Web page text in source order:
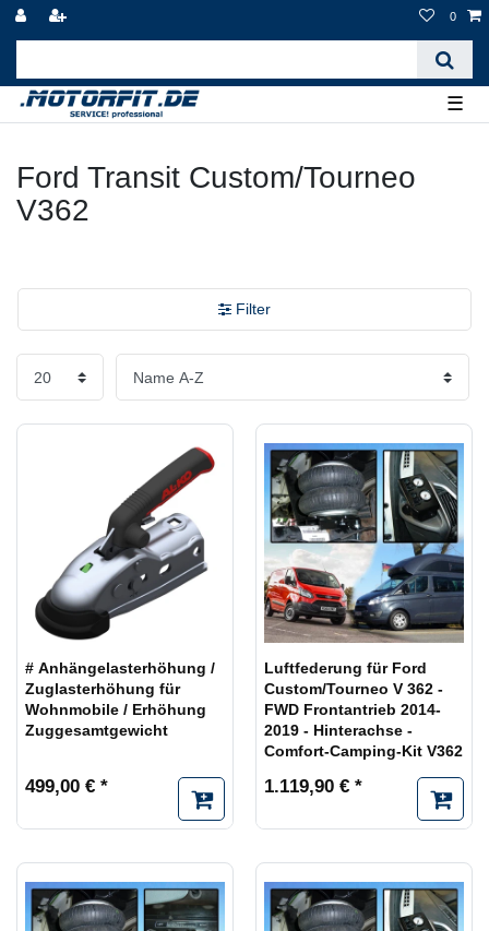
0
☰
Ford Transit Custom/Tourneo
V362
Filter
# Anhängelasterhöhung /
Zuglasterhöhung für
Wohnmobile / Erhöhung
Zuggesamtgewicht
499,00 € *
Luftfederung für Ford
Custom/Tourneo V 362 -
FWD Frontantrieb 2014-
2019 - Hinterachse -
Comfort-Camping-Kit V362
1.119,90 € *